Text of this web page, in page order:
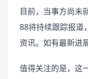
目前，当事方尚未
88将持续跟踪报道
资讯。如有最新进
值得关注的是，这